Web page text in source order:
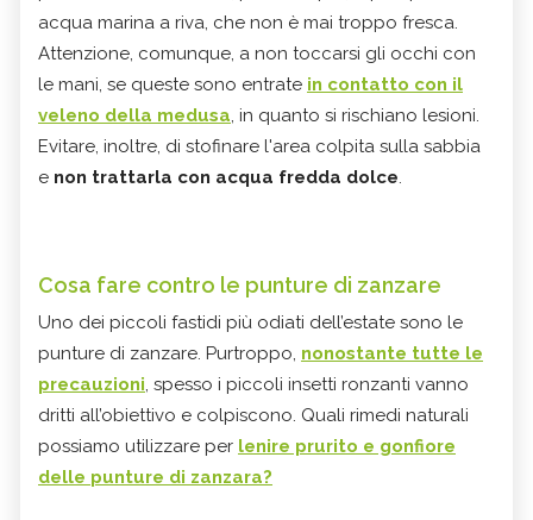
acqua marina a riva, che non è mai troppo fresca.
Attenzione, comunque, a non toccarsi gli occhi con
le mani, se queste sono entrate in contatto con il
veleno della medusa, in quanto si rischiano lesioni.
Evitare, inoltre, di stofinare l'area colpita sulla sabbia
e non trattarla con acqua fredda dolce.
Cosa fare contro le punture di zanzare
Uno dei piccoli fastidi più odiati dell’estate sono le
punture di zanzare. Purtroppo, nonostante tutte le
precauzioni, spesso i piccoli insetti ronzanti vanno
dritti all’obiettivo e colpiscono. Quali rimedi naturali
possiamo utilizzare per lenire prurito e gonfiore
delle punture di zanzara?